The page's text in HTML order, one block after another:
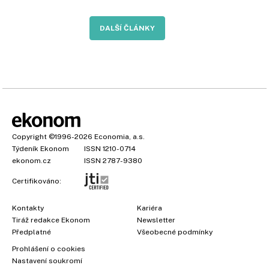
DALŠÍ ČLÁNKY
Copyright ©1996-2026 Economia, a.s.
Týdeník Ekonom
ISSN 1210-0714
ekonom.cz
ISSN 2787-9380
Certifikováno:
Kontakty
Tiráž redakce Ekonom
Předplatné
Kariéra
Newsletter
Všeobecné podmínky
Prohlášení o cookies
Nastavení soukromí